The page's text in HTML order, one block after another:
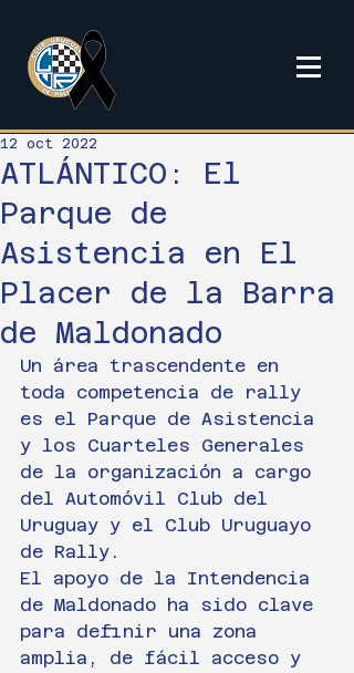
ATLÁNTICO: El
Parque de
Asistencia en El
Placer de la Barra
de Maldonado
12 oct 2022
Un área trascendente en
toda competencia de rally
es el Parque de Asistencia
y los Cuarteles Generales
de la organización a cargo
del Automóvil Club del
Uruguay y el Club Uruguayo
de Rally.
El apoyo de la Intendencia
de Maldonado ha sido clave
para definir una zona
amplia, de fácil acceso y